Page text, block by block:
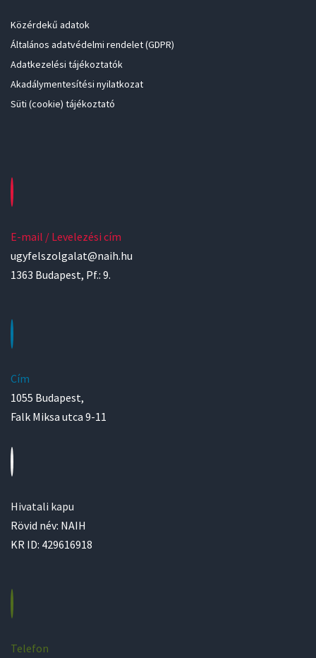
Közérdekű adatok
Általános adatvédelmi rendelet (GDPR)
Adatkezelési tájékoztatók
Akadálymentesítési nyilatkozat
Süti (cookie) tájékoztató
E-mail / Levelezési cím
ugyfelszolgalat@naih.hu
1363 Budapest, Pf.: 9.
Cím
1055 Budapest,
Falk Miksa utca 9-11
Hivatali kapu
Rövid név: NAIH
KR ID: 429616918
Telefon